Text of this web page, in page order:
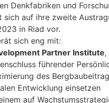
Denkfabriken und
sich auf ihre zweite
in Riad vor.
sich eng mit:
Partner Institute,
führender
des
Entwicklung einsetzen
auf